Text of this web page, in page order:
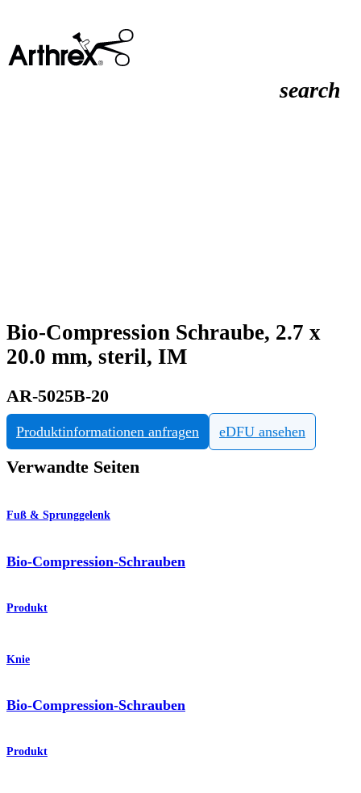
search
Bio-Compression Schraube, 2.7 x
20.0 mm, steril, IM
AR-5025B-20
Produktinformationen anfragen eDFU ansehen
Verwandte Seiten
Fuß & Sprunggelenk
Bio-Compression-Schrauben
Produkt
Knie
Bio-Compression-Schrauben
Produkt